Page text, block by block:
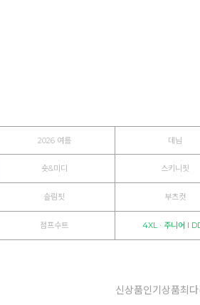
2026 여름 데님
숏&미디 스키니핏
슬림핏 부츠컷
점프수트 4XL · 주니어 I
신상품인기상품최